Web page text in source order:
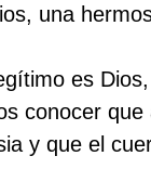
una
es
conocer
y que el